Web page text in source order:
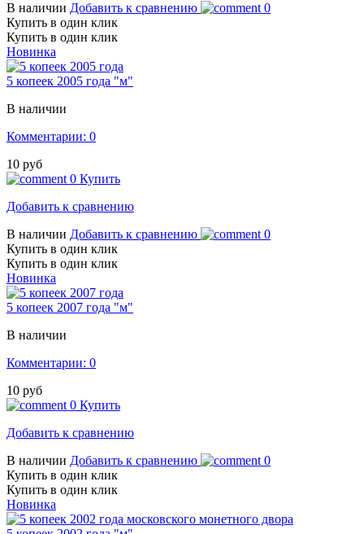
В наличии Добавить к сравнению
0
Купить в один клик
Купить в один клик
Новинка
5 копеек 2005 года "м"
В наличии
Комментарии: 0
10 руб
0 Купить
Добавить к сравнению
В наличии Добавить к сравнению
0
Купить в один клик
Купить в один клик
Новинка
5 копеек 2007 года "м"
В наличии
Комментарии: 0
10 руб
0 Купить
Добавить к сравнению
В наличии Добавить к сравнению
0
Купить в один клик
Купить в один клик
Новинка